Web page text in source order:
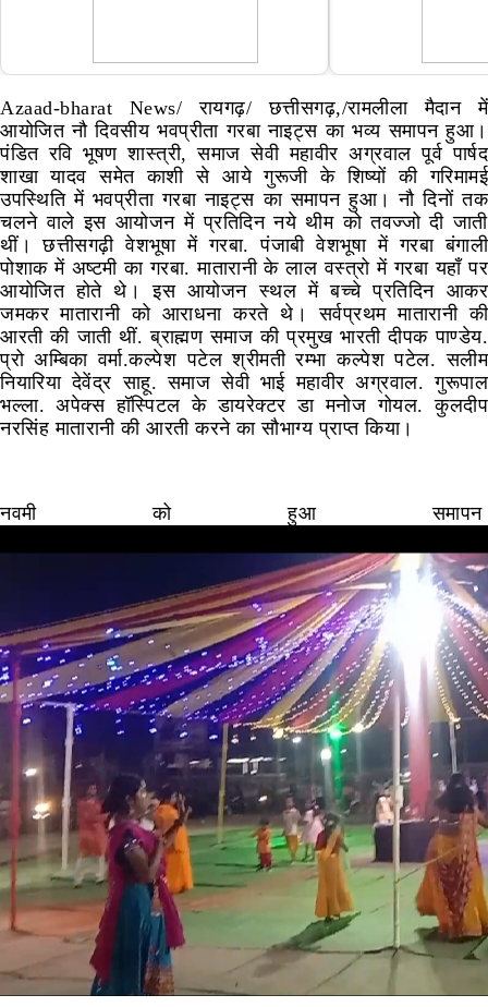
Azaad-bharat News/ रायगढ़/ छत्तीसगढ़,/रामलीला मैदान में
आयोजित नौ दिवसीय भवप्रीता गरबा नाइट्स का भव्य समापन हुआ।
पंडित रवि भूषण शास्त्री, समाज सेवी महावीर अग्रवाल पूर्व पार्षद
शाखा यादव समेत काशी से आये गुरूजी के शिष्यों की गरिमामई
उपस्थिति में भवप्रीता गरबा नाइट्स का समापन हुआ। नौ दिनों तक
चलने वाले इस आयोजन में प्रतिदिन नये थीम को तवज्जो दी जाती
थीं। छत्तीसगढ़ी वेशभूषा में गरबा. पंजाबी वेशभूषा में गरबा बंगाली
पोशाक में अष्टमी का गरबा. मातारानी के लाल वस्त्रो में गरबा यहाँ पर
आयोजित होते थे। इस आयोजन स्थल में बच्चे प्रतिदिन आकर
जमकर मातारानी को आराधना करते थे। सर्वप्रथम मातारानी की
आरती की जाती थीं. ब्राह्मण समाज की प्रमुख भारती दीपक पाण्डेय.
प्रो अम्बिका वर्मा.कल्पेश पटेल श्रीमती रम्भा कल्पेश पटेल. सलीम
नियारिया देवेंद्र साहू. समाज सेवी भाई महावीर अग्रवाल. गुरूपाल
भल्ला. अपेक्स हॉस्पिटल के डायरेक्टर डा मनोज गोयल. कुलदीप
नरसिंह मातारानी की आरती करने का सौभाग्य प्राप्त किया।
नवमी को हुआ समापन